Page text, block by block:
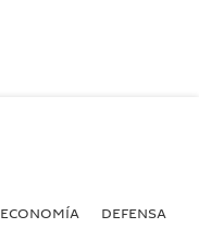
ECONOMÍA DEFENSA